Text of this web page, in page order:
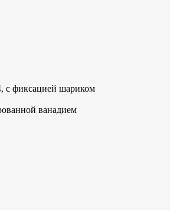
с фиксацией шариком
ванадием